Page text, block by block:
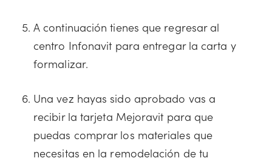
A continuación tienes que regresar al
centro Infonavit para entregar la carta y
formalizar.
Una vez hayas sido aprobado vas a
recibir la tarjeta Mejoravit para que
puedas comprar los materiales que
necesitas en la remodelación de tu